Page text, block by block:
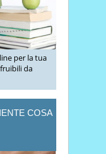
per la tua
da
COSA